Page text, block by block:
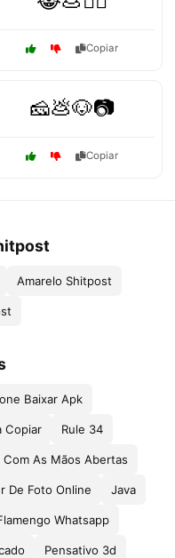
Copiar
🧀💩🐶📷
Copiar
Amarelo Shitpost
Baixar Apk
Copiar Rule 34
Com As Mãos Abertas
De Foto Online Java
Whatsapp
Pensativo 3d